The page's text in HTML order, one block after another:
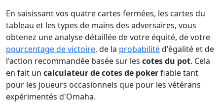
En saisissant vos quatre cartes fermées, les cartes du
tableau et les types de mains des adversaires, vous
obtenez une analyse détaillée de votre équité, de votre
pourcentage de victoire, de la probabilitéd'égalité et de
l'action recommandée basée sur les cotes du pot. Cela
en fait un calculateur de cotes de pokerfiable tant
pour les joueurs occasionnels que pour les vétérans
expérimentés d'Omaha.